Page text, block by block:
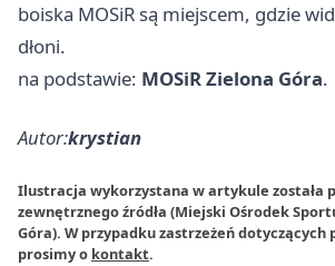
boiska MOSiR są miejscem, gdzie
dłoni.
na podstawie: MOSiR Zielona Góra.
Autor:krystian
Ilustracja wykorzystana w artykule została
zewnętrznego źródła (Miejski Ośrodek
Góra). W przypadku zastrzeżeń dotyczących
prosimy o kontakt.